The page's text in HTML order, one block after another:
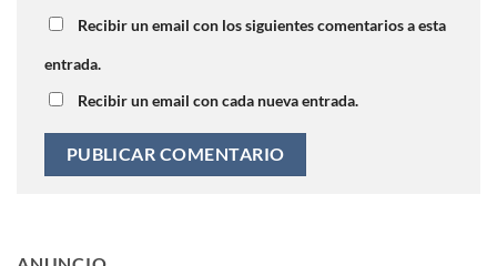
Recibir un email con los siguientes comentarios a esta
entrada.
Recibir un email con cada nueva entrada.